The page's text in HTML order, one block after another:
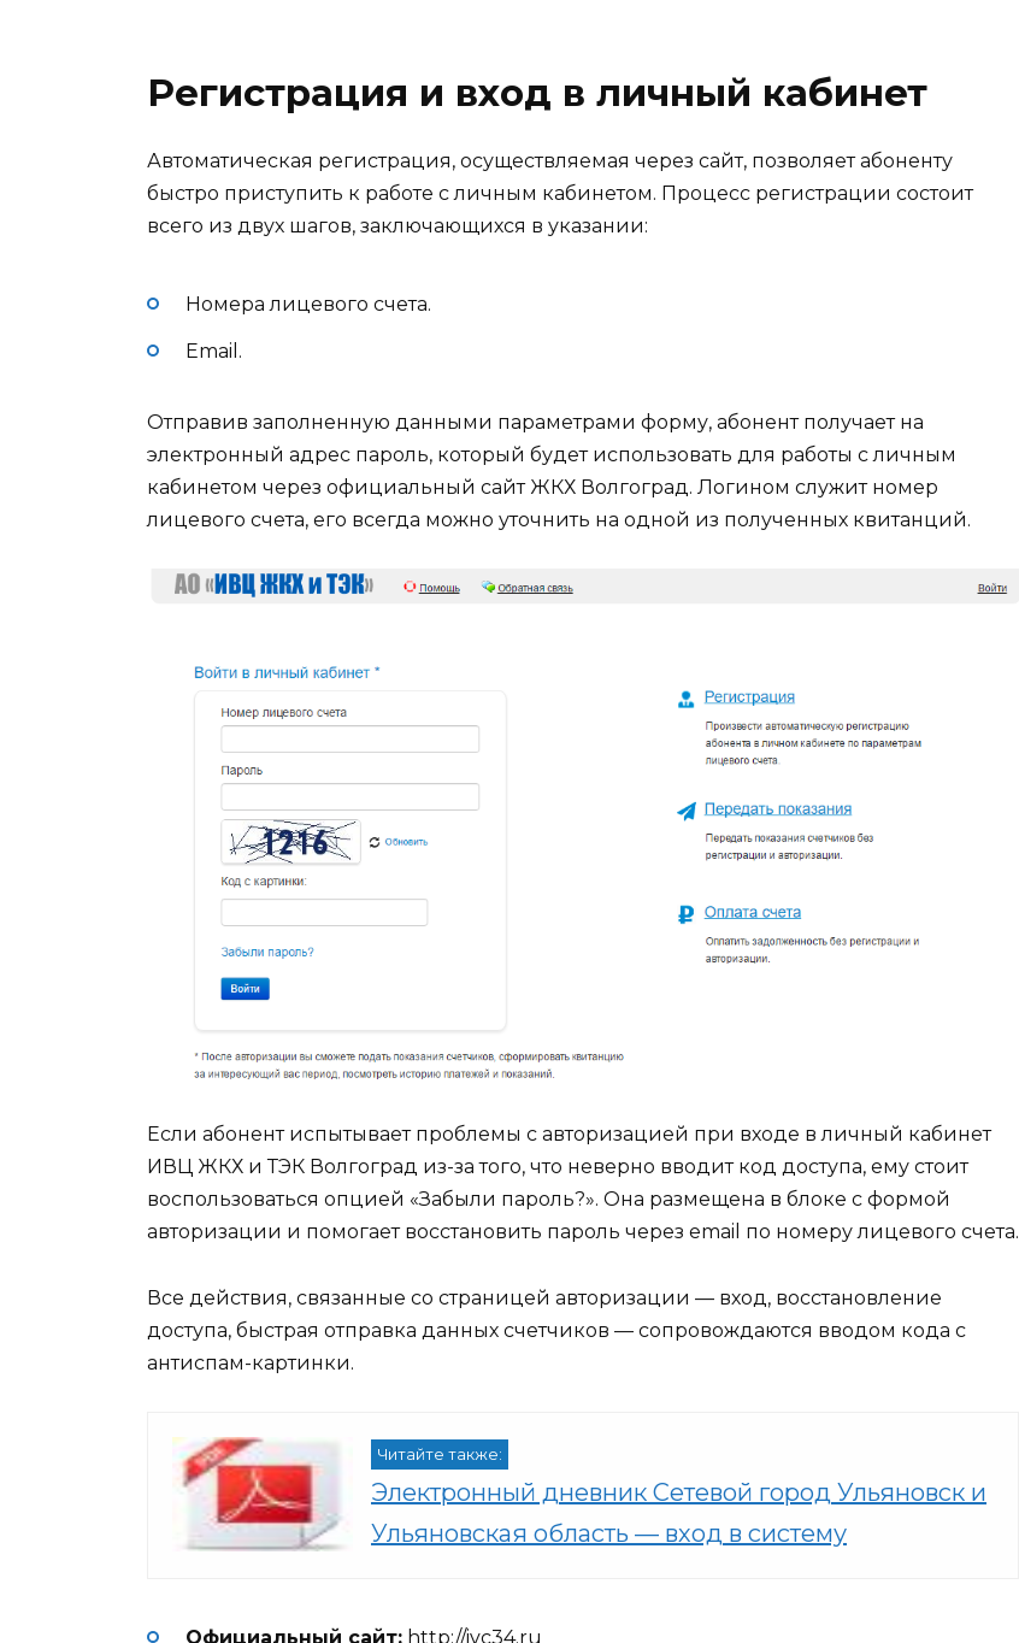
Регистрация и вход в личный кабинет
Автоматическая регистрация, осуществляемая через сайт, позволяет абоненту
быстро приступить к работе с личным кабинетом. Процесс регистрации состоит
всего из двух шагов, заключающихся в указании:
Номера лицевого счета.
Email.
Отправив заполненную данными параметрами форму, абонент получает на
электронный адрес пароль, который будет использовать для работы с личным
кабинетом через официальный сайт ЖКХ Волгоград. Логином служит номер
лицевого счета, его всегда можно уточнить на одной из полученных квитанций.
Если абонент испытывает проблемы с авторизацией при входе в личный кабинет
ИВЦ ЖКХ и ТЭК Волгоград из-за того, что неверно вводит код доступа, ему стоит
воспользоваться опцией «Забыли пароль?». Она размещена в блоке с формой
авторизации и помогает восстановить пароль через email по номеру лицевого счета.
Все действия, связанные со страницей авторизации — вход, восстановление
доступа, быстрая отправка данных счетчиков — сопровождаются вводом кода с
антиспам-картинки.
Читайте также:
Электронный дневник Сетевой город Ульяновск и
Ульяновская область — вход в систему
Официальный сайт: http://ivc34.ru